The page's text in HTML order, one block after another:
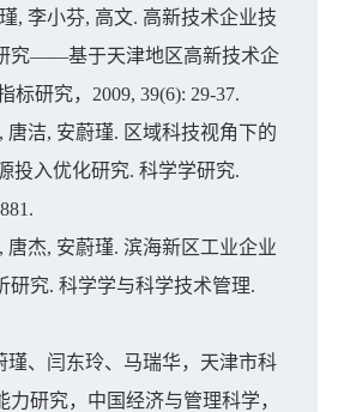
, 李小芬, 高文. 高新技术企业技
究——基于天津地区高新技术企
标研究，2009, 39(6): 29-37.
唐洁, 安蔚瑾. 区域科技视角下的
投入优化研究. 科学学研究.
唐杰, 安蔚瑾. 滨海新区工业企业
研究. 科学学与科学技术管理.
瑾、闫东玲、马瑞华，天津市科
力研究，中国经济与管理科学，